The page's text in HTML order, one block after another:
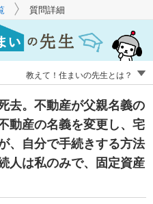
質問詳細
教えて！住まいの先生とは？
去。不動産が父親名義の
動産の名義を変更し、宅
、自分で手続きする方法
人は私のみで、固定資産